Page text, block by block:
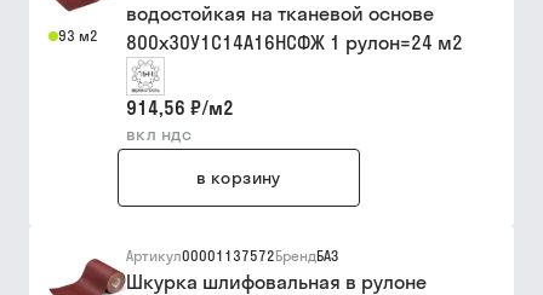
93 м2
водостойкая на тканевой основе
800х30У1С14А16НСФЖ 1 рулон=24 м2
914,56 ₽/м2
вкл ндс
в корзину
Артикул00001137572БрендБАЗ
Шкурка шлифовальная в рулоне